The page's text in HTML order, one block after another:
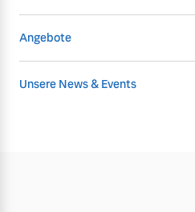
Angebote
Unsere News & Events